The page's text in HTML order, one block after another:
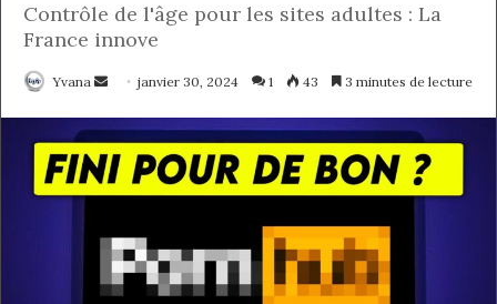
Contrôle de l'âge pour les sites adultes : La
France innove
Yvana
v
o
y
r
n
janvier 30, 2024 1 43 3 minutes de lecture